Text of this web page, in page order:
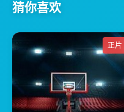
猜你喜欢
正片